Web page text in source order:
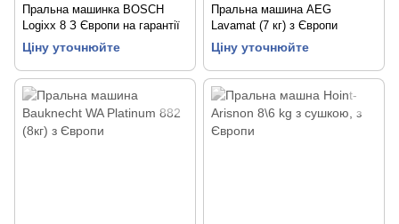
Пральна машинка BOSCH
Logixx 8 З Європи на гарантії
Ціну уточнюйте
Пральна машина AEG
Lavamat (7 кг) з Європи
Ціну уточнюйте